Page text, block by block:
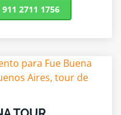
2711 1756